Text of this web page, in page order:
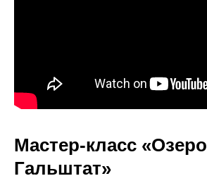
Мастер-класс «Озеро
Гальштат»